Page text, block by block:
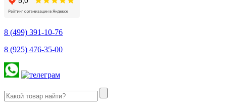
8 (499) 391-10-76
8 (925) 476-35-00